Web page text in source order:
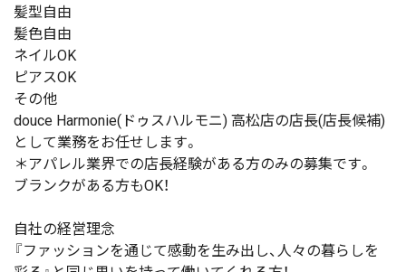
髪型自由
髪色自由
ネイルOK
ピアスOK
その他
douce Harmonie(ドゥスハルモニ) 高松店の店長(店長候補)
として業務をお任せします。
＊アパレル業界での店長経験がある方のみの募集です。
ブランクがある方もOK！
自社の経営理念
『ファッションを通じて感動を生み出し、人々の暮らしを